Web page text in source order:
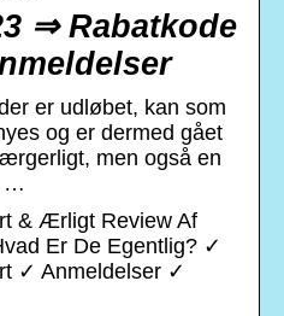
⇒ Rabatkode
er udløbet, kan som
og er dermed gået
men også en
…
& Ærligt Review Af
Er De Egentlig? ✓
✓ Anmeldelser ✓